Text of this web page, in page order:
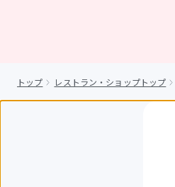
トップ レストラン・ショップトップ